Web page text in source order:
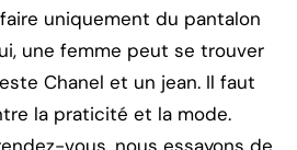
uniquement du pantalon
une femme peut se trouver
Chanel et un jean. Il faut
la praticité et la mode.